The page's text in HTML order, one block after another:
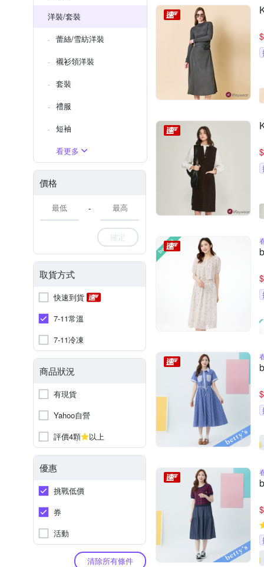
洋裝/套裝
蕾絲/雪紡洋裝
襯衫領洋裝
套裝
禮服
短袖
看更多
價格
-
確定
取貨方式
快速到貨
7-11常溫
7-11冷凍
商品狀況
有現貨
Yahoo自營
評價4顆
以上
優惠
挑戰低價
券
活動
清除所有條件
$
$
$
$
$